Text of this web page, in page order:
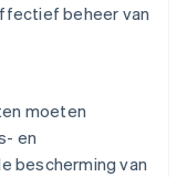
beheer van
moeten
en
bescherming van